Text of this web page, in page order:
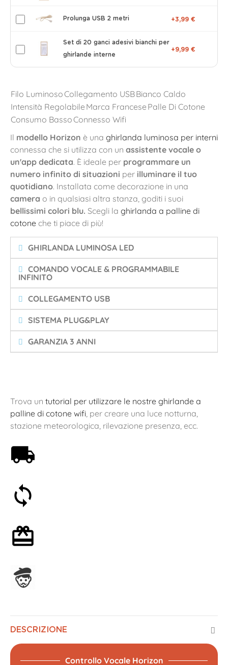
Prolunga USB 2 metri +3,99 €
Set di 20 ganci adesivi bianchi per
ghirlande interne
+9,99 €
Filo LuminosoCollegamento USBBianco Caldo
Intensità Regolabile Marca Francese Palle Di Cotone
Consumo BassoConnesso Wifi
Il modello Horizon è una ghirlanda luminosa per interni
connessa che si utilizza con un assistente vocale o
un'app dedicata. È ideale per programmare un
numero infinito di situazioni per illuminare il tuo
quotidiano. Installata come decorazione in una
camera o in qualsiasi altra stanza, goditi i suoi
bellissimi colori blu. Scegli la ghirlanda a palline di
cotone che ti piace di più!
GHIRLANDA LUMINOSA LED
COMANDO VOCALE & PROGRAMMABILE
INFINITO
COLLEGAMENTO USB
SISTEMA PLUG&PLAY
GARANZIA 3 ANNI
Trova un tutorial per utilizzare le nostre ghirlande a
palline di cotone wifi, per creare una luce notturna,
stazione meteorologica, rilevazione presenza, ecc.
DESCRIZIONE
Controllo Vocale Horizon